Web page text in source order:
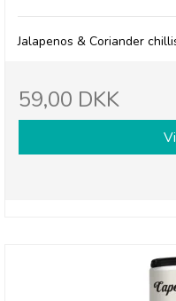
Jalapenos & Coriander
59,00 DKK